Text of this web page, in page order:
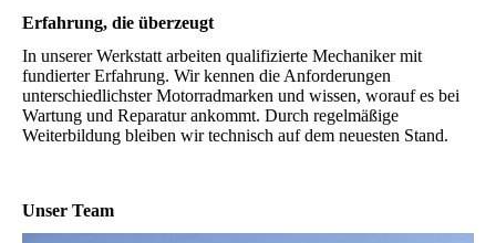
Erfahrung, die überzeugt
In unserer Werkstatt arbeiten qualifizierte Mechaniker mit
fundierter Erfahrung. Wir kennen die Anforderungen
unterschiedlichster Motorradmarken und wissen, worauf es bei
Wartung und Reparatur ankommt. Durch regelmäßige
Weiterbildung bleiben wir technisch auf dem neuesten Stand.
Unser Team